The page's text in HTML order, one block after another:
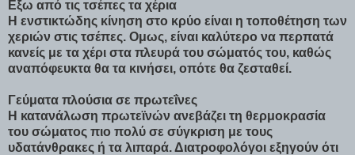
Εξω από τις τσέπες τα χέρια
Η ενστικτώδης κίνηση στο κρύο είναι η τοποθέτηση των
χεριών στις τσέπες. Ομως, είναι καλύτερο να περπατά
κανείς με τα χέρι στα πλευρά του σώματός του, καθώς
αναπόφευκτα θα τα κινήσει, οπότε θα ζεσταθεί.
Γεύματα πλούσια σε πρωτεΐνες
Η κατανάλωση πρωτεϊνών ανεβάζει τη θερμοκρασία
του σώματος πιο πολύ σε σύγκριση με τους
υδατάνθρακες ή τα λιπαρά. Διατροφολόγοι εξηγούν ότι